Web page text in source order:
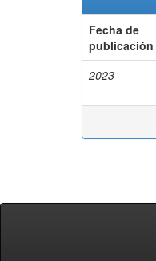
Fecha de
publicación
2023